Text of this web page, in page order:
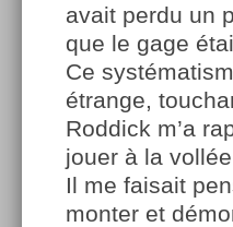
avait perdu un
que le gage
Ce
étrange,
Roddick m’a
jouer à la
Il me faisait
monter et